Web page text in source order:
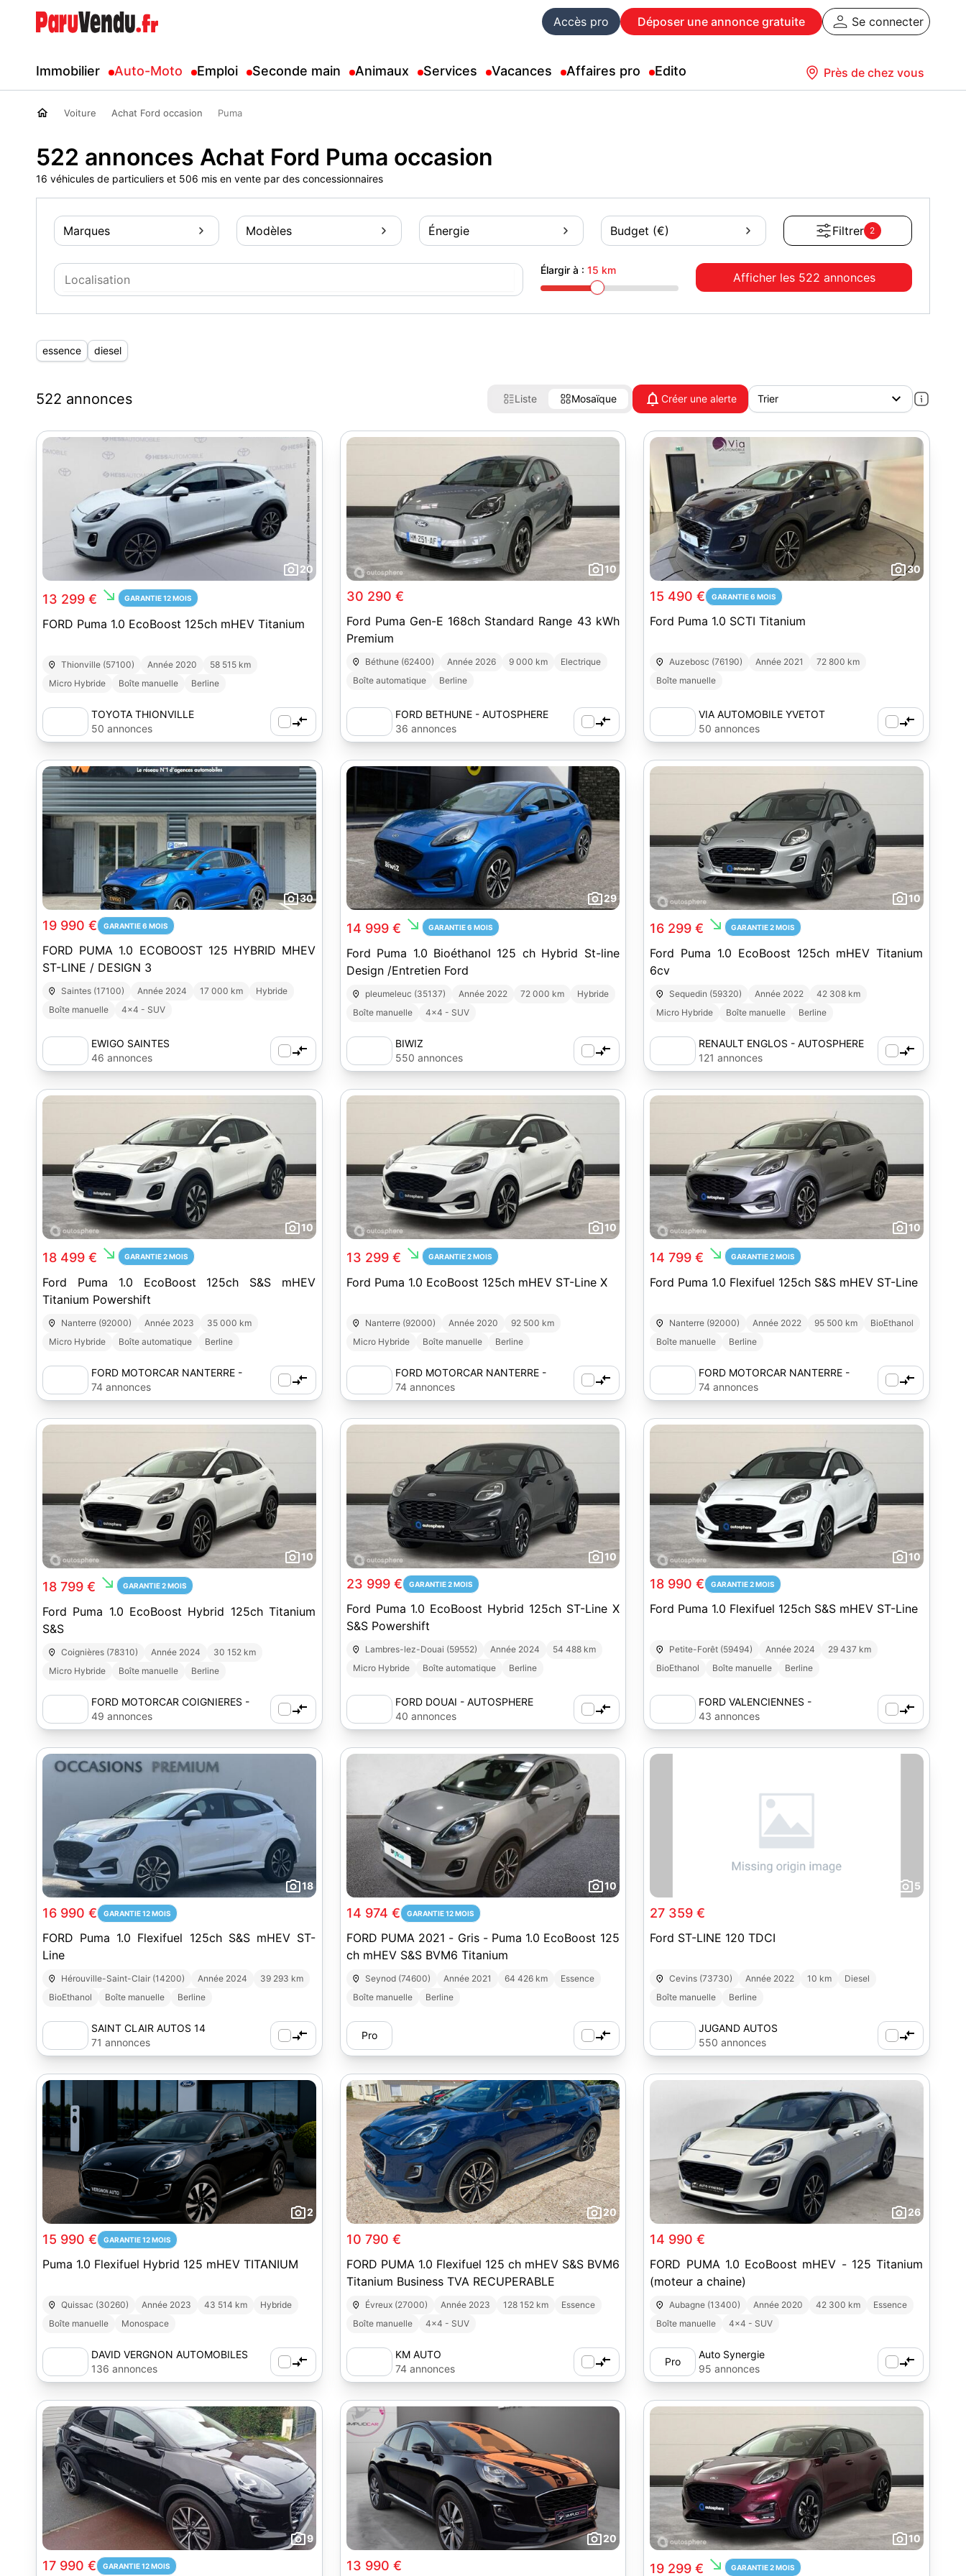
Accès pro Déposer une annonce gratuite Se connecter
Immobilier Auto-Moto Emploi Seconde main Animaux Services Vacances Affaires pro Edito Près de chez vous
Voiture Achat Ford occasion Puma
522 annonces Achat Ford Puma occasion
16 véhicules de particuliers et 506 mis en vente par des concessionnaires
Marques Modèles Énergie Budget (€) Filtrer 2
Élargir à : 15 km
Afficher les 522 annonces
essence diesel
522 annonces Liste Mosaïque Créer une alerte
20
13 299 € south_east GARANTIE 12 MOIS
FORD Puma 1.0 EcoBoost 125ch mHEV Titanium
Thionville (57100) Année 2020
58 515 km
Micro Hybride
Boîte manuelle Berline
TOYOTA THIONVILLE
50 annonces
10
30 290 €
Ford Puma Gen-E 168ch Standard Range 43 kWh
Premium
Béthune (62400) Année 2026 9 000 km
Electrique
Boîte automatique
Berline
FORD BETHUNE - AUTOSPHERE
36 annonces
30
15 490 € GARANTIE 6 MOIS
Ford Puma 1.0 SCTI Titanium
Auzebosc (76190) Année 2021
72 800 km
Boîte manuelle
VIA AUTOMOBILE YVETOT
50 annonces
30
19 990 € GARANTIE 6 MOIS
FORD PUMA 1.0 ECOBOOST 125 HYBRID MHEV
ST-LINE / DESIGN 3
Saintes (17100) Année 2024 17 000 km
Hybride
Boîte manuelle
4x4 - SUV
EWIGO SAINTES
46 annonces
29
14 999 € south_east GARANTIE 6 MOIS
Ford Puma 1.0 Bioéthanol 125 ch Hybrid St-line
Design /Entretien Ford
pleumeleuc (35137) Année 2022 72 000 km
Hybride
Boîte manuelle
4x4 - SUV
BIWIZ
550 annonces
10
16 299 € south_east GARANTIE 2 MOIS
Ford Puma 1.0 EcoBoost 125ch mHEV Titanium
6cv
Sequedin (59320) Année 2022
42 308 km
Micro Hybride
Boîte manuelle Berline
RENAULT ENGLOS - AUTOSPHERE
121 annonces
10
18 499 € south_east GARANTIE 2 MOIS
Ford Puma 1.0 EcoBoost 125ch S&S mHEV
Titanium Powershift
Nanterre (92000) Année 2023
35 000 km
Micro Hybride
Boîte automatique Berline
FORD MOTORCAR NANTERRE -
AUTOSPHERE
74 annonces
10
13 299 € south_east GARANTIE 2 MOIS
Ford Puma 1.0 EcoBoost 125ch mHEV ST-Line X
Nanterre (92000) Année 2020
92 500 km
Micro Hybride
Boîte manuelle Berline
FORD MOTORCAR NANTERRE -
AUTOSPHERE
74 annonces
10
14 799 € south_east GARANTIE 2 MOIS
Ford Puma 1.0 Flexifuel 125ch S&S mHEV ST-Line
Nanterre (92000) Année 2022 95 500 km
BioEthanol
Boîte manuelle
Berline
FORD MOTORCAR NANTERRE -
AUTOSPHERE
74 annonces
10
18 799 € south_east GARANTIE 2 MOIS
Ford Puma 1.0 EcoBoost Hybrid 125ch Titanium
S&S
Coignières (78310) Année 2024
30 152 km
Micro Hybride
Boîte manuelle Berline
FORD MOTORCAR COIGNIERES -
AUTOSPHERE
49 annonces
10
23 999 € GARANTIE 2 MOIS
Ford Puma 1.0 EcoBoost Hybrid 125ch ST-Line X
S&S Powershift
Lambres-lez-Douai (59552) Année 2024
54 488 km
Micro Hybride
Boîte automatique Berline
FORD DOUAI - AUTOSPHERE
40 annonces
10
18 990 € GARANTIE 2 MOIS
Ford Puma 1.0 Flexifuel 125ch S&S mHEV ST-Line
Petite-Forêt (59494) Année 2024
29 437 km
BioEthanol
Boîte manuelle Berline
FORD VALENCIENNES -
AUTOSPHERE
43 annonces
18
16 990 € GARANTIE 12 MOIS
FORD Puma 1.0 Flexifuel 125ch S&S mHEV ST-
Line
Hérouville-Saint-Clair (14200) Année 2024
39 293 km
BioEthanol
Boîte manuelle Berline
SAINT CLAIR AUTOS 14
71 annonces
10
14 974 € GARANTIE 12 MOIS
FORD PUMA 2021 - Gris - Puma 1.0 EcoBoost 125
ch mHEV S&S BVM6 Titanium
Seynod (74600) Année 2021 64 426 km
Essence
Boîte manuelle
Berline
Pro
5
27 359 €
Ford ST-LINE 120 TDCI
Cevins (73730) Année 2022 10 km
Diesel
Boîte manuelle
Berline
JUGAND AUTOS
550 annonces
2
15 990 € GARANTIE 12 MOIS
Puma 1.0 Flexifuel Hybrid 125 mHEV TITANIUM
Quissac (30260) Année 2023 43 514 km
Hybride
Boîte manuelle
Monospace
DAVID VERGNON AUTOMOBILES
136 annonces
20
10 790 €
FORD PUMA 1.0 Flexifuel 125 ch mHEV S&S BVM6
Titanium Business TVA RECUPERABLE
Évreux (27000) Année 2023 128 152 km
Essence
Boîte manuelle
4x4 - SUV
KM AUTO
74 annonces
26
14 990 €
FORD PUMA 1.0 EcoBoost mHEV - 125 Titanium
(moteur a chaine)
Aubagne (13400) Année 2020 42 300 km
Essence
Boîte manuelle
4x4 - SUV
Pro
Auto Synergie
95 annonces
9
17 990 € GARANTIE 12 MOIS
20
13 990 €
10
19 299 € south_east GARANTIE 2 MOIS